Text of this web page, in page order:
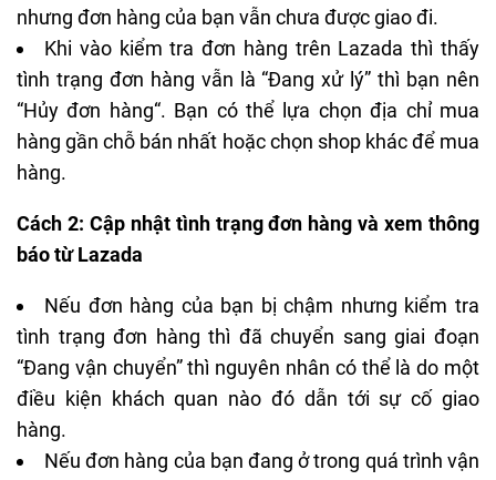
nhưng đơn hàng của bạn vẫn chưa được giao đi.
Khi vào kiểm tra đơn hàng trên Lazada thì thấy
tình trạng đơn hàng vẫn là “Đang xử lý” thì bạn nên
“Hủy đơn hàng“. Bạn có thể lựa chọn địa chỉ mua
hàng gần chỗ bán nhất hoặc chọn shop khác để mua
hàng.
Cách 2: Cập nhật tình trạng đơn hàng và xem thông
báo từ Lazada
Nếu đơn hàng của bạn bị chậm nhưng kiểm tra
tình trạng đơn hàng thì đã chuyển sang giai đoạn
“Đang vận chuyển” thì nguyên nhân có thể là do một
điều kiện khách quan nào đó dẫn tới sự cố giao
hàng.
Nếu đơn hàng của bạn đang ở trong quá trình vận